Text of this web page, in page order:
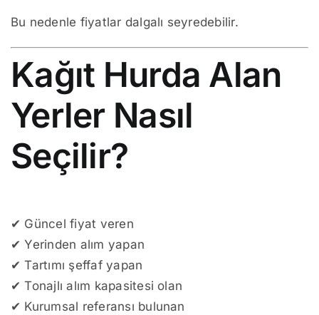
Bu nedenle fiyatlar dalgalı seyredebilir.
Kağıt Hurda Alan
Yerler Nasıl
Seçilir?
✔ Güncel fiyat veren
✔ Yerinden alım yapan
✔ Tartımı şeffaf yapan
✔ Tonajlı alım kapasitesi olan
✔ Kurumsal referansı bulunan